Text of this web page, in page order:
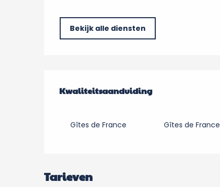
Bekijk alle diensten
Dienstverlening
Kwaliteitsaanduiding
Kwaliteitsaanduiding
Gîtes de France Gîtes de France
Tarieven